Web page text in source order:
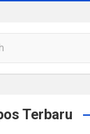
Terbaru